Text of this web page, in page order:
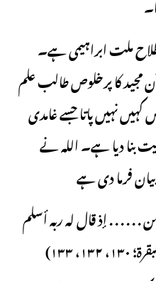
ملت ابراہیمی ہے۔
مجید کا پرخلوص طالب علم
نہیں پاتا جسے غامدی
بنا دیا ہے۔ اللہ نے
. . . . . إذ قال له ربه أسلم
١٣٣)